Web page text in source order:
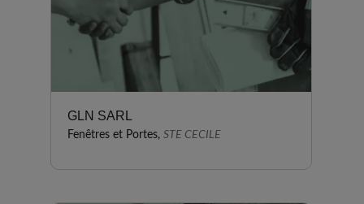
GLN SARL
Fenêtres et Portes, STE CECILE